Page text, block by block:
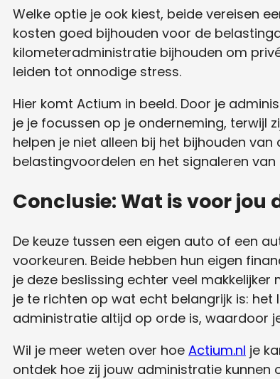
Welke optie je ook kiest, beide vereisen
kosten goed bijhouden voor de
kilometeradministratie bijhouden om
leiden tot onnodige stress.
Hier komt Actium in beeld. Door je
je je focussen op je onderneming, terwijl
helpen je niet alleen bij het bijhouden
belastingvoordelen en het signaleren van
Conclusie: Wat is voor jou
De keuze tussen een eigen auto of een
voorkeuren. Beide hebben hun eigen
je deze beslissing echter veel
je te richten op wat echt belangrijk is:
administratie altijd op orde is, waardoor
Wil je meer weten over hoe Actium.nl je
ontdek hoe zij jouw administratie kunnen